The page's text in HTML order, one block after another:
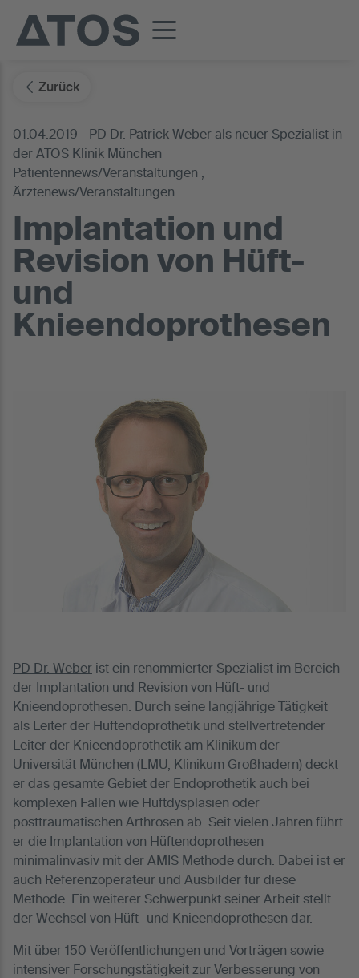
Zurück
01.04.2019 - PD Dr. Patrick Weber als neuer Spezialist in
der ATOS Klinik München
Patientennews/Veranstaltungen ,
Ärztenews/Veranstaltungen
Implantation und
Revision von Hüft-
und
Knieendoprothesen
PD Dr. Weber ist ein renommierter Spezialist im Bereich
der Implantation und Revision von Hüft- und
Knieendoprothesen. Durch seine langjährige Tätigkeit
als Leiter der Hüftendoprothetik und stellvertretender
Leiter der Knieendoprothetik am Klinikum der
Universität München (LMU, Klinikum Großhadern) deckt
er das gesamte Gebiet der Endoprothetik auch bei
komplexen Fällen wie Hüftdysplasien oder
posttraumatischen Arthrosen ab. Seit vielen Jahren führt
er die Implantation von Hüftendoprothesen
minimalinvasiv mit der AMIS Methode durch. Dabei ist er
auch Referenzoperateur und Ausbilder für diese
Methode. Ein weiterer Schwerpunkt seiner Arbeit stellt
der Wechsel von Hüft- und Knieendoprothesen dar.
Mit über 150 Veröffentlichungen und Vorträgen sowie
intensiver Forschungstätigkeit zur Verbesserung von